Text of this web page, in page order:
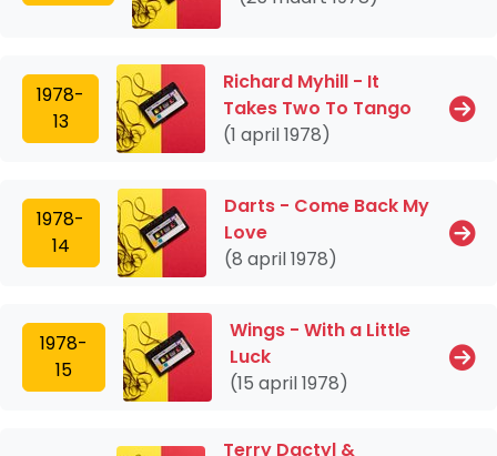
1978-
13
Richard Myhill - It
Takes Two To Tango
(1 april 1978)
1978-
14
Darts - Come Back My
Love
(8 april 1978)
1978-
15
Wings - With a Little
Luck
(15 april 1978)
Terry Dactyl &